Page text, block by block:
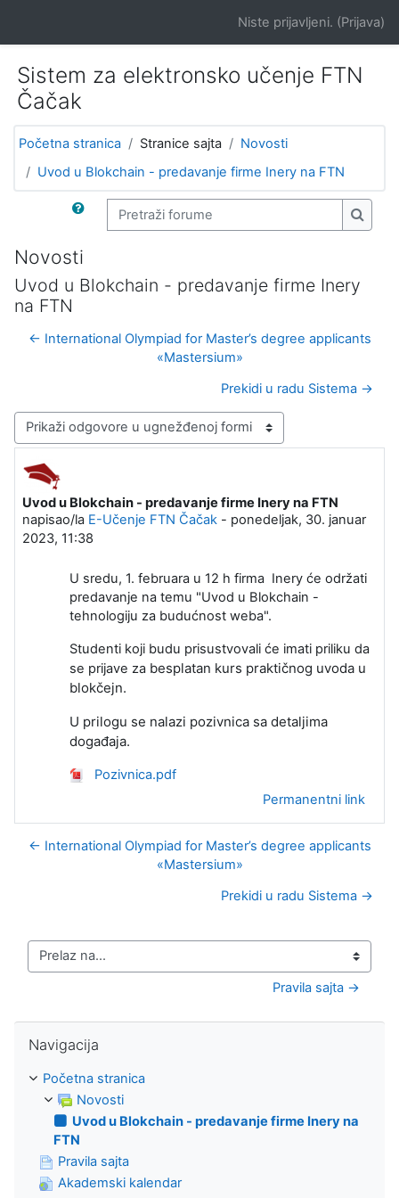
Niste prijavljeni. (Prijava)
Sistem za elektronsko učenje FTN
Čačak
Početna stranica Stranice sajta
Novosti
Uvod u Blokchain - predavanje firme Inery na FTN
Pretraži forume
Novosti
Uvod u Blokchain - predavanje firme Inery
na FTN
← International Olympiad for Master’s degree applicants
«Mastersium»
Prekidi u radu Sistema →
Način prikazivanja
Uvod u Blokchain - predavanje firme Inery na FTN
napisao/la E-Učenje FTN Čačak - ponedeljak, 30. januar
2023, 11:38
Broj odgovora: 0
U sredu, 1. februara u 12 h firma Inery će održati
predavanje na temu "Uvod u Blokchain -
tehnologiju za budućnost weba".
Studenti koji budu prisustvovali će imati priliku da
se prijave za besplatan kurs praktičnog uvoda u
blokčejn.
U prilogu se nalazi pozivnica sa detaljima
događaja.
Pozivnica.pdf
Permanentni link
← International Olympiad for Master’s degree applicants
«Mastersium»
Prekidi u radu Sistema →
Prelaz na...
Pravila sajta →
Navigacija
Početna stranica
Novosti
Uvod u Blokchain - predavanje firme Inery na
FTN
Pravila sajta
Akademski kalendar